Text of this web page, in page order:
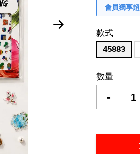
會員獨享
款式
45883
數量
-